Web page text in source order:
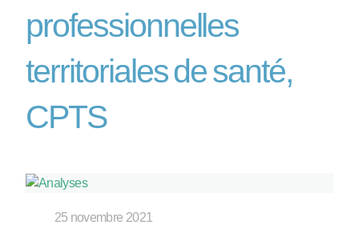
professionnelles
territoriales de santé,
CPTS
25 novembre 2021